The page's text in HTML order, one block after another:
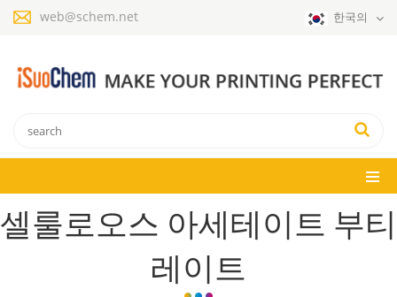
web@schem.net 한국의
셀룰로오스 아세테이트 부티
레이트